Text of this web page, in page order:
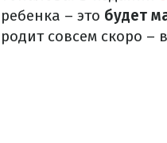
ребенка – это будет
родит совсем скоро –